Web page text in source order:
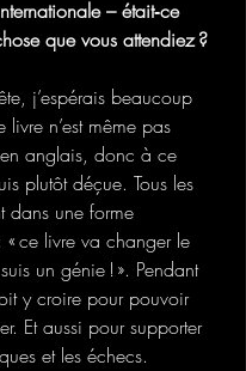
– était‑ce
que vous attendiez ?
j’espérais beaucoup
livre n’est même pas
anglais, donc à ce
plutôt déçue. Tous les
dans une forme
« ce livre va changer le
suis un génie ! ». Pendant
y croire pour pouvoir
Et aussi pour supporter
et les échecs.